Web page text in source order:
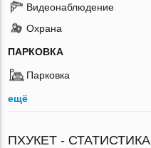
Видеонаблюдение
Охрана
ПАРКОВКА
Парковка
ещё
ПХУКЕТ - СТАТИСТИКА